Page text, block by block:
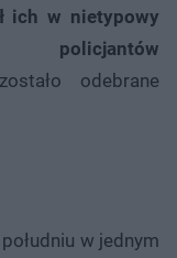
ich w nietypowy
odebrane
w jednym